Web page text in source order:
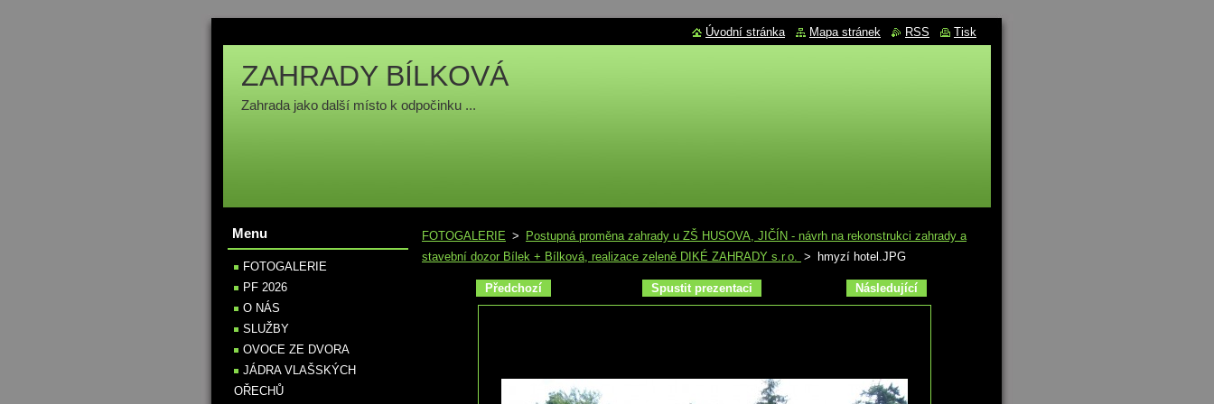
ZAHRADY BÍLKOVÁ
Zahrada jako další místo k odpočinku ...
FOTOGALERIE >
Postupná proměna zahrady u ZŠ HUSOVA, JIČÍN - návrh na rekonstrukci zahrady a
stavební dozor Bílek + Bílková, realizace zeleně DIKÉ ZAHRADY s.r.o. > hmyzí hotel.JPG
Předchozí Spustit prezentaci Následující
Menu
FOTOGALERIE
PF 2026
O NÁS
SLUŽBY
OVOCE ZE DVORA
JÁDRA VLAŠSKÝCH
OŘECHŮ
Úvodní stránka Mapa stránek RSS Tisk